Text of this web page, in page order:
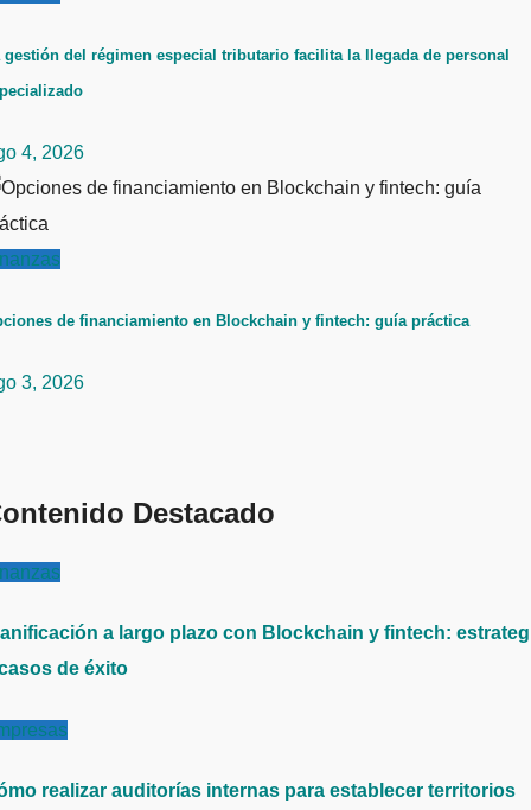
gestión del régimen especial tributario facilita la llegada de personal
4, 2026
de financiamiento en Blockchain y fintech: guía práctica
3, 2026
Destacado
a largo plazo con Blockchain y fintech:
de éxito
realizar auditorías internas para establecer territorios